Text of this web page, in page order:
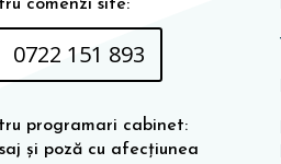
comenzi site:
0722 151 893
programari cabinet:
și poză cu afecțiunea